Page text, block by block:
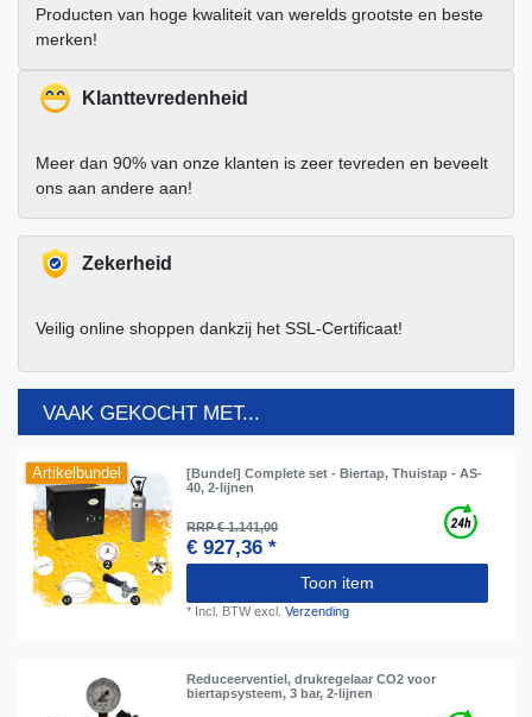
Producten van hoge kwaliteit van werelds grootste en beste
merken!
Klanttevredenheid
Meer dan 90% van onze klanten is zeer tevreden en beveelt
ons aan andere aan!
Zekerheid
Veilig online shoppen dankzij het SSL-Certificaat!
VAAK GEKOCHT MET...
Artikelbundel
[Bundel] Complete set - Biertap, Thuistap - AS-
40, 2-lijnen
RRP € 1.141,00
€ 927,36 *
Toon item
* Incl. BTWexcl.Verzending
Reduceerventiel, drukregelaar CO2 voor
biertapsysteem, 3 bar, 2-lijnen